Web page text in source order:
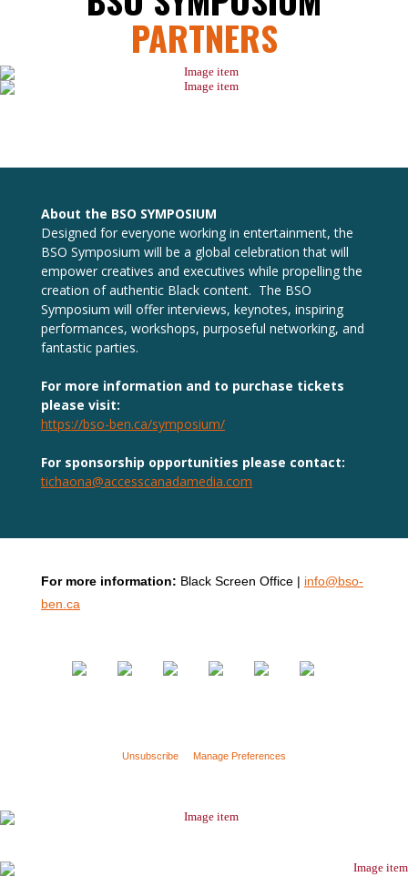
PARTNERS
About the BSO SYMPOSIUM
Designed for everyone working in entertainment, the
BSO Symposium will be a global celebration that will
empower creatives and executives while propelling the
creation of authentic Black content. The BSO
Symposium will offer interviews, keynotes, inspiring
performances, workshops, purposeful networking, and
fantastic parties.
For more information and to purchase tickets
please visit:
https://bso-ben.ca/symposium/
For sponsorship opportunities please contact:
tichaona@accesscanadamedia.com
For more information: Black Screen Office | info@bso-
ben.ca
Unsubscribe Manage Preferences